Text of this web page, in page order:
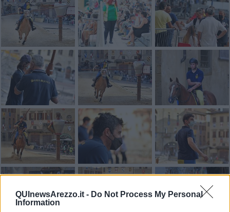
QUInewsArezzo.it - Do Not Process My Personal
Information